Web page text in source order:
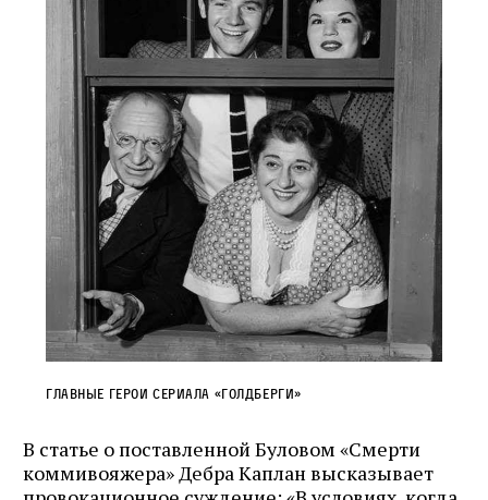
Главные герои сериала «Голдберги»
В статье о поставленной Буловом «Смерти
коммивояжера» Дебра Каплан высказывает